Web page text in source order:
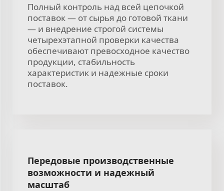
Полный контроль над всей цепочкой
поставок — от сырья до готовой ткани
— и внедрение строгой системы
четырехэтапной проверки качества
обеспечивают превосходное качество
продукции, стабильность
характеристик и надежные сроки
поставок.
Передовые производственные
возможности и надежный
масштаб